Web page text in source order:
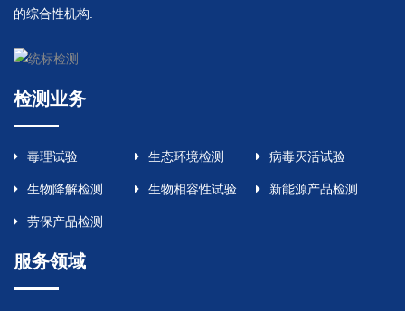
的综合性机构.
检测业务
毒理试验 生态环境检测 病毒灭活试验
生物降解检测 生物相容性试验 新能源产品检测
劳保产品检测
服务领域